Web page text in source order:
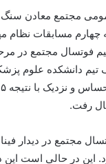
مجتمع معادن سنگ
چهارم مسابقات نظام
فوتسال مجتمع در
تیم دانشکده علوم
رفت.
مجتمع در دیدار